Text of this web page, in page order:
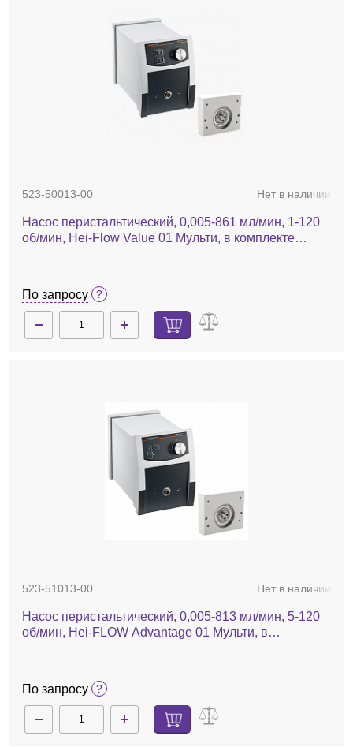
523-50013-00 Нет в наличии
Насос перистальтический, 0,005-861 мл/мин, 1-120
об/мин, Hei-Flow Value 01 Мульти, в комплекте
По запросу
523-51013-00 Нет в наличии
Насос перистальтический, 0,005-813 мл/мин, 5-120
об/мин, Hei-FLOW Advantage 01 Мульти, в
По запросу